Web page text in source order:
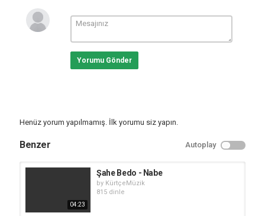
Yorumu Gönder
Henüz yorum yapılmamış. İlk yorumu siz yapın.
Benzer Autoplay
04:23
Şahe Bedo - Nabe
by KürtçeMüzik
815 dinle